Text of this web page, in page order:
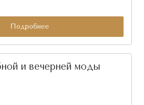
Подробнее
и вечерней моды